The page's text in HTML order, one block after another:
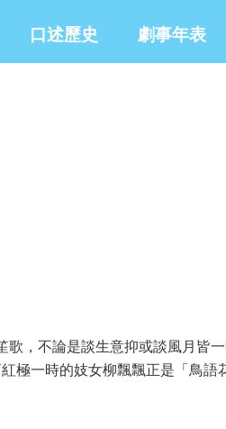
口述歷史 劇事年表
歌，不論是談生意抑或談風月皆
極一時的妓女柳飄飄正是「鳥語
是在全港禁娼限期之前盡力向客